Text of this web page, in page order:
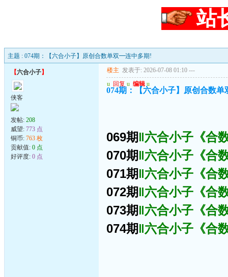
站
主题 : 074期：【六合小子】原创合数单双━连中多期!
【六合小子】
侠客
发帖: 208
威望: 773 点
铜币: 763 枚
贡献值: 0 点
好评度: 0 点
楼主 发表于: 2026-07-08 01:10 ---
u 回复 u 编辑 u
074期：【六合小子】原创合数
069期‖六合小子《合
070期‖六合小子《合
071期‖六合小子《合
072期‖六合小子《合
073期‖六合小子《合
074期‖六合小子《合